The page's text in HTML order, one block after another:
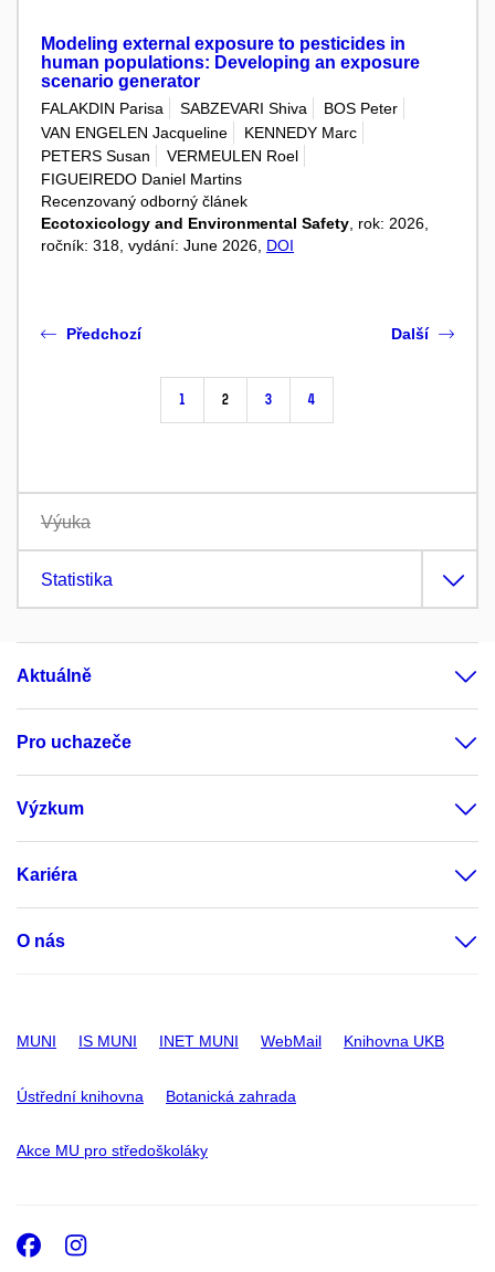
Modeling external exposure to pesticides in
human populations: Developing an exposure
scenario generator
FALAKDIN Parisa SABZEVARI Shiva
BOS Peter
VAN ENGELEN Jacqueline
KENNEDY Marc
PETERS Susan
VERMEULEN Roel
FIGUEIREDO Daniel Martins
Recenzovaný odborný článek
Ecotoxicology and Environmental Safety , rok: 2026,
ročník: 318, vydání: June 2026, DOI
Předchozí
1 2 3 4
Další
Výuka
Statistika
Aktuálně
Pro uchazeče
Výzkum
Kariéra
O nás
MUNI IS MUNI INET MUNI WebMail Knihovna UKB
Ústřední knihovna Botanická zahrada
Akce MU pro středoškoláky
Facebook
Instagram